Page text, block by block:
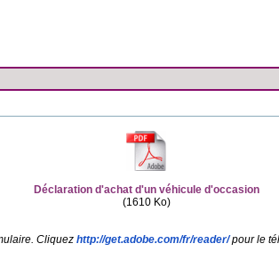
Déclaration d'achat d'un véhicule d'occasion
(1610 Ko)
Cliquez http://get.adobe.com/fr/reader/pour le